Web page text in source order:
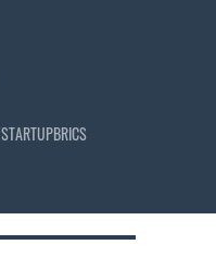
STARTUPBRICS